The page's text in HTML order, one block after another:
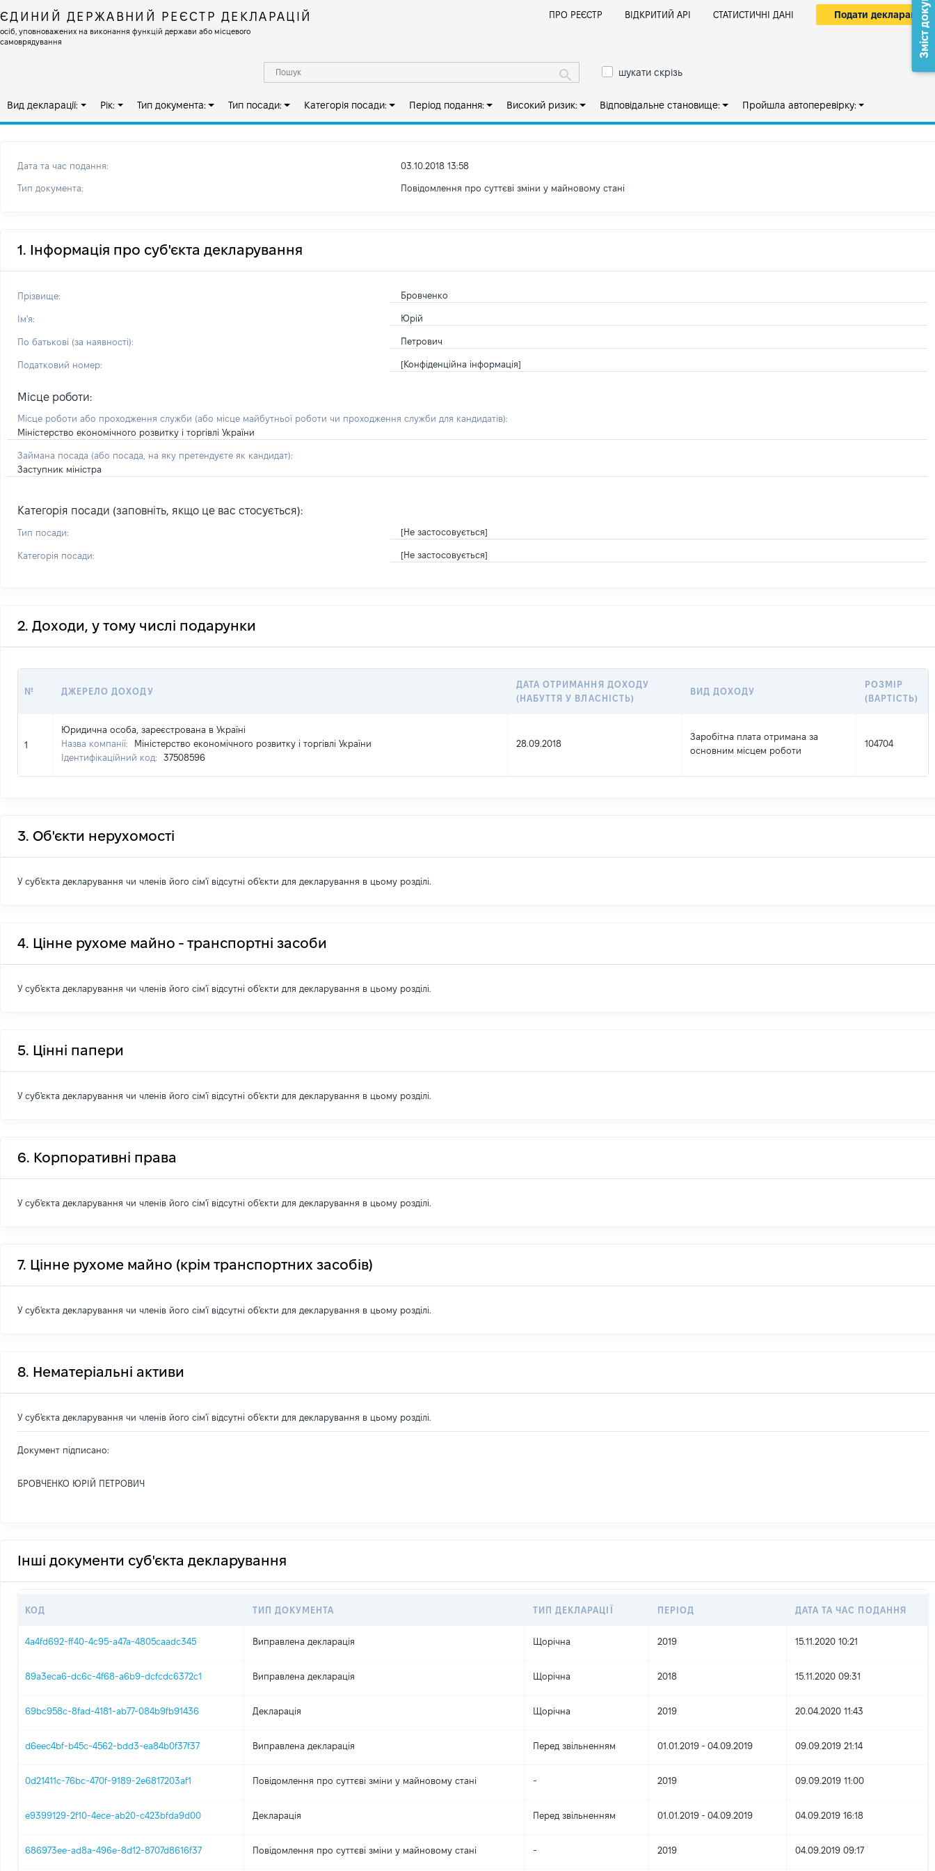
ЄДИНИЙ ДЕРЖАВНИЙ РЕЄСТР ДЕКЛАРАЦІЙ
осіб, уповноважених на виконання функцій держави або місцевого
самоврядування
ПРО РЕЄСТР ВІДКРИТИЙ АРІ СТАТИСТИЧНІ ДАНІ Подати декларацію
шукати скрізь
Вид декларації: Рік: Тип документа: Тип посади: Категорія посади: Період подання: Високий ризик: Відповідальне становище: Пройшла автоперевірку:
Дата та час подання: 03.10.2018 13:58
Тип документа: Повідомлення про суттєві зміни y майновому стані
1. Інформація про суб'єкта декларування
Прізвище: Бровченко
Ім'я: Юрій
По батькові (за наявності): Петрович
Податковий номер: [Конфіденційна інформація]
Місце роботи:
Місце роботи або проходження служби (або місце майбутньої роботи чи проходження служби для кандидатів):
Міністерство економічного розвитку і торгівлі України
Займана посада (або посада, на яку претендуєте як кандидат):
Заступник міністра
Категорія посади (заповніть, якщо це вас стосується):
Тип посади: [Не застосовується]
Категорія посади: [Не застосовується]
2. Доходи, у тому числі подарунки
№ ДЖЕРЕЛО ДОХОДУ
ДАТА ОТРИМАННЯ ДОХОДУ
(НАБУТТЯ У ВЛАСНІСТЬ)
ВИД ДОХОДУ
РОЗМІР
(ВАРТІСТЬ)
1
Юридична особа, зареєстрована в Україні
Назва компанії:
Міністерство економічного розвитку і торгівлі України
Ідентифікаційний код:
37508596
28.09.2018
Заробітна плата отримана за
основним місцем роботи
104704
3. Об'єкти нерухомості
У суб'єкта декларування чи членів його сім'ї відсутні об'єкти для декларування в цьому розділі.
4. Цінне рухоме майно - транспортні засоби
У суб'єкта декларування чи членів його сім'ї відсутні об'єкти для декларування в цьому розділі.
5. Цінні папери
У суб'єкта декларування чи членів його сім'ї відсутні об'єкти для декларування в цьому розділі.
6. Корпоративні права
У суб'єкта декларування чи членів його сім'ї відсутні об'єкти для декларування в цьому розділі.
7. Цінне рухоме майно (крім транспортних засобів)
У суб'єкта декларування чи членів його сім'ї відсутні об'єкти для декларування в цьому розділі.
8. Нематеріальні активи
У суб'єкта декларування чи членів його сім'ї відсутні об'єкти для декларування в цьому розділі.
Документ підписано:
БРОВЧЕНКО ЮРІЙ ПЕТРОВИЧ
Інші документи суб'єкта декларування
КОД ТИП ДОКУМЕНТА ТИП ДЕКЛАРАЦІЇ ПЕРІОД ДАТА ТА ЧАС ПОДАННЯ
4a4fd692-ff40-4c95-a47a-4805caadc345 Виправлена декларація Щорічна 2019 15.11.2020 10:21
89a3eca6-dc6c-4f68-a6b9-dcfcdc6372c1 Виправлена декларація Щорічна 2018 15.11.2020 09:31
69bc958c-8fad-4181-ab77-084b9fb91436 Декларація Щорічна 2019 20.04.2020 11:43
d6eec4bf-b45c-4562-bdd3-ea84b0f37f37 Виправлена декларація Перед звільненням 01.01.2019 - 04.09.2019 09.09.2019 21:14
0d21411c-76bc-470f-9189-2e6817203af1 Повідомлення про суттєві зміни y майновому стані - 2019 09.09.2019 11:00
e9399129-2f10-4ece-ab20-c423bfda9d00 Декларація Перед звільненням 01.01.2019 - 04.09.2019 04.09.2019 16:18
686973ee-ad8a-496e-8d12-8707d8616f37 Повідомлення про суттєві зміни y майновому стані - 2019 04.09.2019 09:17